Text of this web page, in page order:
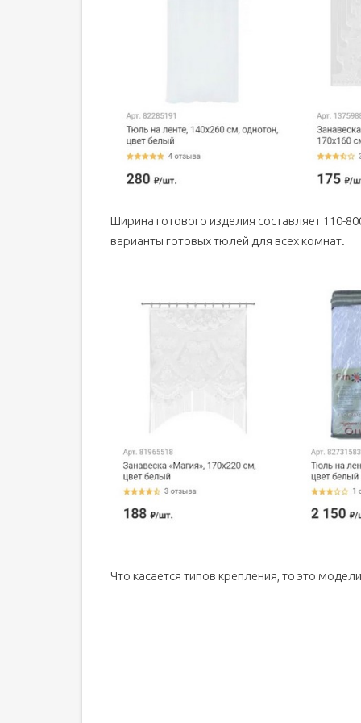
Ширина готового изделия составляет 110-
варианты готовых тюлей для всех комнат.
Что касается типов крепления, то это